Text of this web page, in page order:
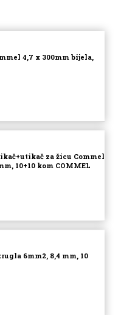
4,7 x 300mm bijela,
za žicu Commel
10+10 kom COMMEL
6mm2, 8,4 mm, 10